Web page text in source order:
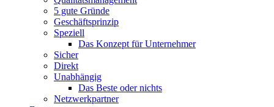
5 gute Gründe
Geschäftsprinzip
Speziell
Das Konzept für Unternehmer
Sicher
Direkt
Unabhängig
Das Beste oder nichts
Netzwerkpartner